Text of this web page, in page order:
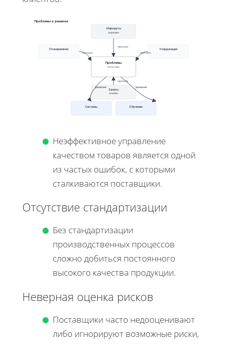
Маршруты
задержки
Планирование Координация
Запасы
ошибки
Проблемы
логистики
Системы Обучение
причина
причина
причина
причина
решение
решение
Проблемы и решения
Неэффективное управление
качеством товаров является одной
из частых ошибок, с которыми
сталкиваются поставщики.
Отсутствие стандартизации
Без стандартизации
производственных процессов
сложно добиться постоянного
высокого качества продукции.
Неверная оценка рисков
Поставщики часто недооценивают
либо игнорируют возможные риски,